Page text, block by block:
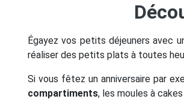
Égayez vos petits déjeuners avec
réaliser des petits plats à toutes
Si vous fêtez un anniversaire par
compartiments, les moules à